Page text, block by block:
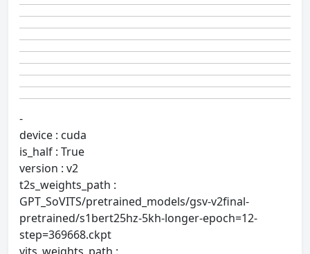
-
device : cuda
is_half : True
version : v2
t2s_weights_path :
GPT_SoVITS/pretrained_models/gsv-v2final-
pretrained/s1bert25hz-5kh-longer-epoch=12-
step=369668.ckpt